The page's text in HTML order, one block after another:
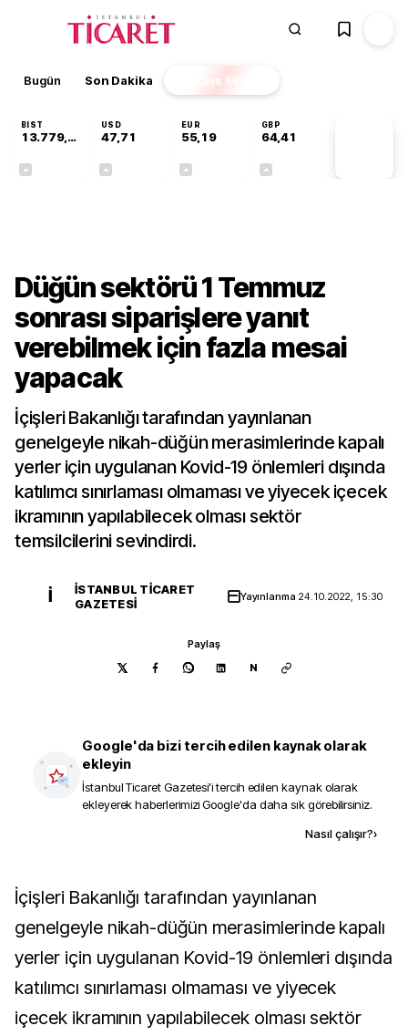
Bugün Son Dakika Finans EKSTRA
BIST
13.779,39
USD
47,71
EUR
55,19
GBP
64,41
Düğün sektörü 1 Temmuz
sonrası siparişlere yanıt
verebilmek için fazla mesai
yapacak
İçişleri Bakanlığı tarafından yayınlanan
genelgeyle nikah-düğün merasimlerinde kapalı
yerler için uygulanan Kovid-19 önlemleri dışında
katılımcı sınırlaması olmaması ve yiyecek içecek
ikramının yapılabilecek olması sektör
temsilcilerini sevindirdi.
İ
İSTANBUL TICARET
GAZETESI
Yayınlanma 24.10.2022, 15:30
Paylaş
N
Google'da bizi tercih edilen kaynak olarak
ekleyin
İstanbul Ticaret Gazetesi'i tercih edilen kaynak olarak
ekleyerek haberlerimizi Google'da daha sık görebilirsiniz.
Nasıl çalışır?›
İçişleri Bakanlığı tarafından yayınlanan
genelgeyle nikah-düğün merasimlerinde kapalı
yerler için uygulanan Kovid-19 önlemleri dışında
katılımcı sınırlaması olmaması ve yiyecek
içecek ikramının yapılabilecek olması sektör